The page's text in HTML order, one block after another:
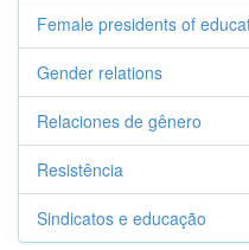
Female presidents of
Gender relations
Relaciones de gênero
Resistência
Sindicatos e educação